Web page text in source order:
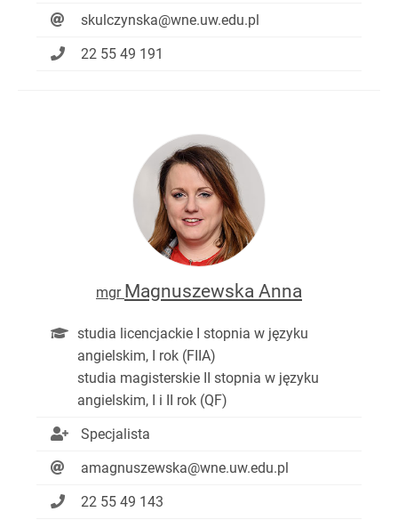
skulczynska@wne.uw.edu.pl
22 55 49 191
mgr Magnuszewska Anna
studia licencjackie I stopnia w języku
angielskim, I rok (FIIA)
studia magisterskie II stopnia w języku
angielskim, I i II rok (QF)
Specjalista
amagnuszewska@wne.uw.edu.pl
22 55 49 143